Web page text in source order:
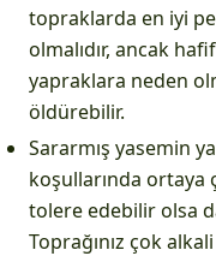
topraklarda en iyi
olmalıdır, ancak
yapraklara neden
öldürebilir.
Sararmış yasemin
koşullarında ortaya
tolere edebilir olsa
Toprağınız çok